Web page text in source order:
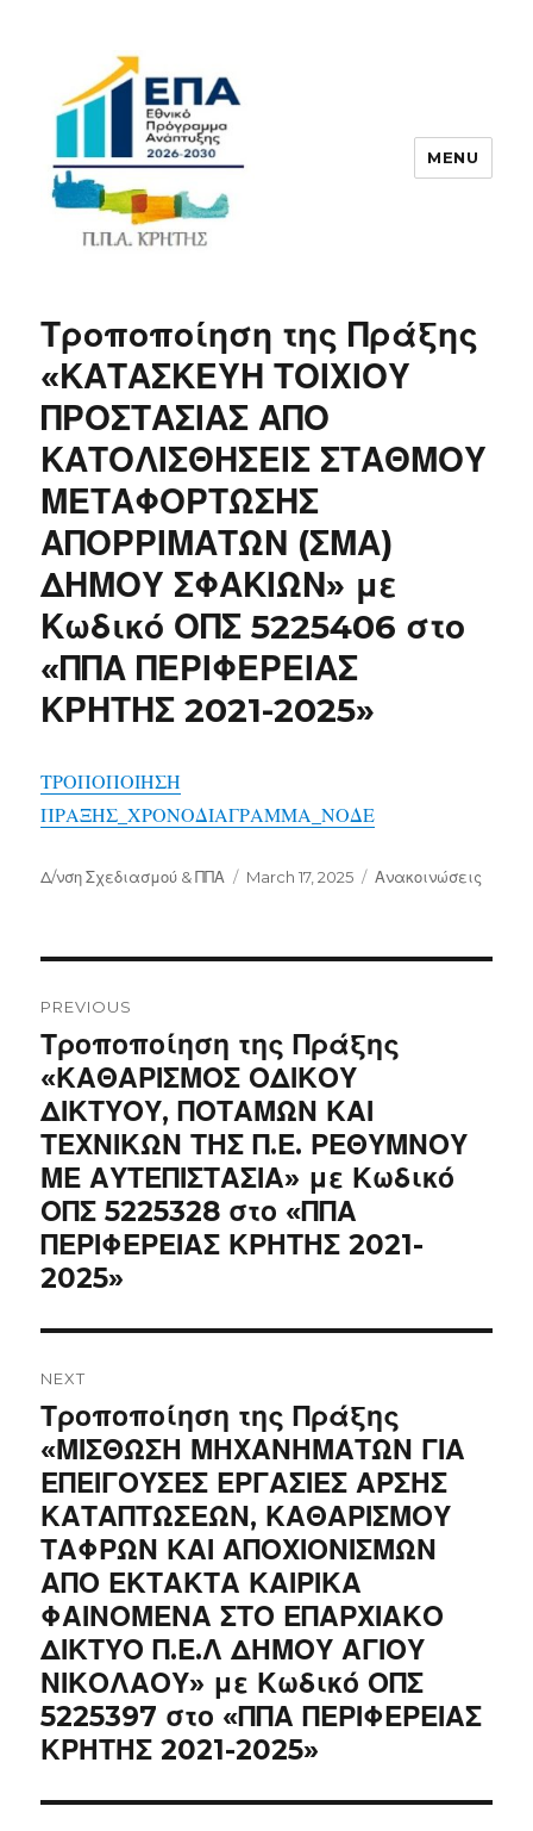
MENU
Τροποποίηση της Πράξης
«ΚΑΤΑΣΚΕΥΗ ΤΟΙΧΙΟΥ
ΠΡΟΣΤΑΣΙΑΣ ΑΠΟ
ΚΑΤΟΛΙΣΘΗΣΕΙΣ ΣΤΑΘΜΟΥ
ΜΕΤΑΦΟΡΤΩΣΗΣ
ΑΠΟΡΡΙΜΑΤΩΝ (ΣΜΑ)
ΔΗΜΟΥ ΣΦΑΚΙΩΝ» με
Κωδικό ΟΠΣ 5225406 στο
«ΠΠΑ ΠΕΡΙΦΕΡΕΙΑΣ
ΚΡΗΤΗΣ 2021-2025»
ΤΡΟΠΟΠΟΙΗΣΗ
ΠΡΑΞΗΣ_ΧΡΟΝΟΔΙΑΓΡΑΜΜΑ_ΝΟΔΕ
Author
Δ/νση Σχεδιασμού & ΠΠΑ
Posted
March 17, 2025 Categories
Ανακοινώσεις
navigation
PREVIOUS
Previous
post:
Τροποποίηση της Πράξης
«ΚΑΘΑΡΙΣΜΟΣ ΟΔΙΚΟΥ
ΔΙΚΤΥΟΥ, ΠΟΤΑΜΩΝ ΚΑΙ
ΤΕΧΝΙΚΩΝ ΤΗΣ Π.Ε. ΡΕΘΥΜΝΟΥ
ΜΕ ΑΥΤΕΠΙΣΤΑΣΙΑ» με Κωδικό
ΟΠΣ 5225328 στο «ΠΠΑ
ΠΕΡΙΦΕΡΕΙΑΣ ΚΡΗΤΗΣ 2021-
2025»
NEXT
Next
post:
Τροποποίηση της Πράξης
«ΜΙΣΘΩΣΗ ΜΗΧΑΝΗΜΑΤΩΝ ΓΙΑ
ΕΠΕΙΓΟΥΣΕΣ ΕΡΓΑΣΙΕΣ ΑΡΣΗΣ
ΚΑΤΑΠΤΩΣΕΩΝ, ΚΑΘΑΡΙΣΜΟΥ
ΤΑΦΡΩΝ ΚΑΙ ΑΠΟΧΙΟΝΙΣΜΩΝ
ΑΠΟ ΕΚΤΑΚΤΑ ΚΑΙΡΙΚΑ
ΦΑΙΝΟΜΕΝΑ ΣΤΟ ΕΠΑΡΧΙΑΚΟ
ΔΙΚΤΥΟ Π.Ε.Λ ΔΗΜΟΥ ΑΓΙΟΥ
ΝΙΚΟΛΑΟΥ» με Κωδικό ΟΠΣ
5225397 στο «ΠΠΑ ΠΕΡΙΦΕΡΕΙΑΣ
ΚΡΗΤΗΣ 2021-2025»